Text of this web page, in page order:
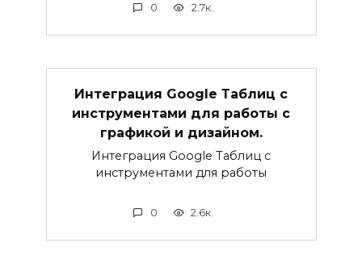
0 2.7к.
Интеграция Google Таблиц с
инструментами для работы с
графикой и дизайном.
Интеграция Google Таблиц с
инструментами для работы
0 2.6к.